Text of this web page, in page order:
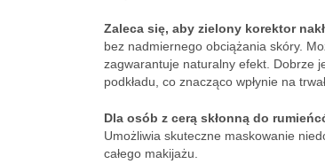
Zaleca się, aby zielony korektor
bez nadmiernego obciążania skóry.
zagwarantuje naturalny efekt. Dobrze
podkładu, co znacząco wpłynie na
Dla osób z cerą skłonną do
Umożliwia skuteczne maskowanie
całego makijażu.